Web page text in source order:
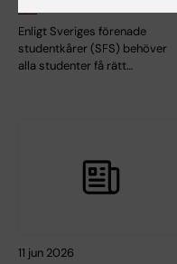
Enligt Sveriges förenade
studentkårer (SFS) behöver
alla studenter få rätt…
11 jun 2026